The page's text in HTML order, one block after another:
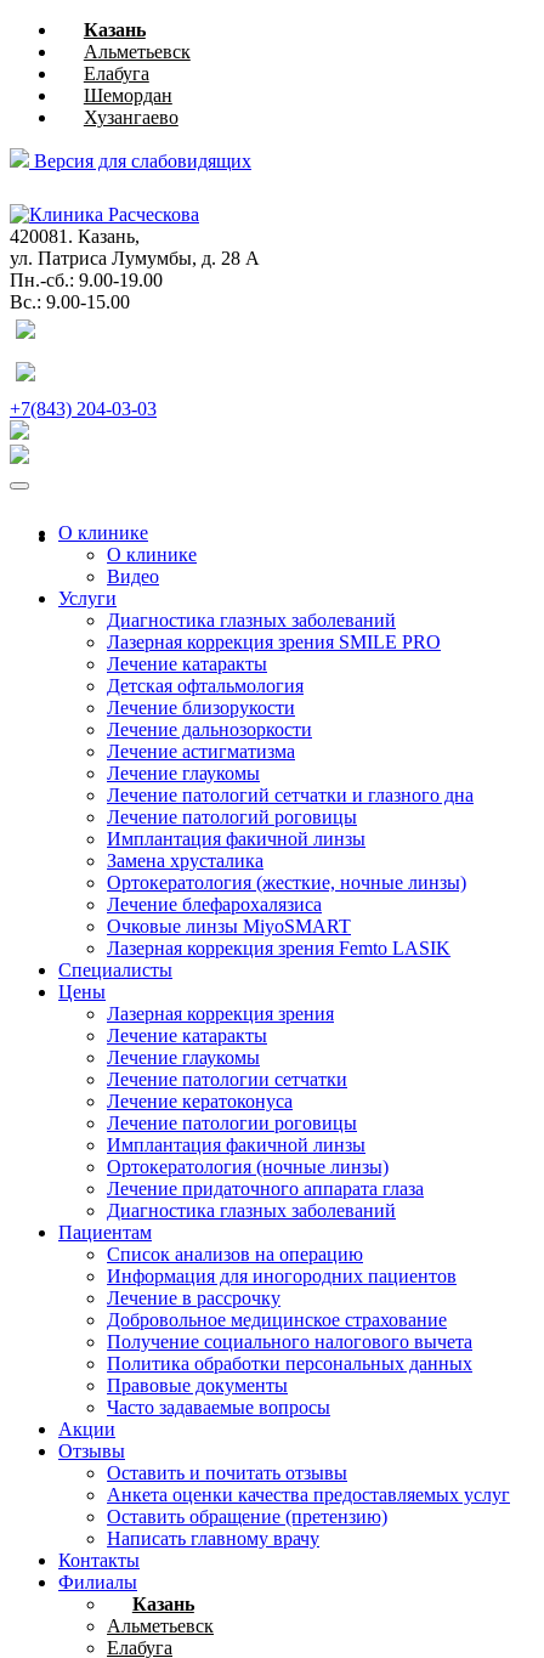
Казань
Альметьевск
Елабуга
Шемордан
Хузангаево
Версия для слабовидящих
420081. Казань,
ул. Патриса Лумумбы, д. 28 А
Пн.-сб.: 9.00-19.00
Вс.: 9.00-15.00
+7(843) 204-03-03
О клинике
О клинике
Видео
Услуги
Диагностика глазных заболеваний
Лазерная коррекция зрения SMILE PRO
Лечение катаракты
Детская офтальмология
Лечение близорукости
Лечение дальнозоркости
Лечение астигматизма
Лечение глаукомы
Лечение патологий сетчатки и глазного дна
Лечение патологий роговицы
Имплантация факичной линзы
Замена хрусталика
Ортокератология (жесткие, ночные линзы)
Лечение блефарохалязиса
Очковые линзы MiyoSMART
Лазерная коррекция зрения Femto LASIK
Специалисты
Цены
Лазерная коррекция зрения
Лечение катаракты
Лечение глаукомы
Лечение патологии сетчатки
Лечение кератоконуса
Лечение патологии роговицы
Имплантация факичной линзы
Ортокератология (ночные линзы)
Лечение придаточного аппарата глаза
Диагностика глазных заболеваний
Пациентам
Список анализов на операцию
Информация для иногородних пациентов
Лечение в рассрочку
Добровольное медицинское страхование
Получение социального налогового вычета
Политика обработки персональных данных
Правовые документы
Часто задаваемые вопросы
Акции
Отзывы
Оставить и почитать отзывы
Анкета оценки качества предоставляемых услуг
Оставить обращение (претензию)
Написать главному врачу
Контакты
Филиалы
Казань
Альметьевск
Елабуга